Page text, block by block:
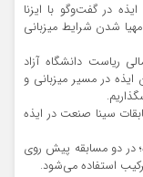
در گفت‌و‌گو با ایزنا
شدن شرایط میزبانی
ریاست دانشگاه آزاد
در مسیر میزبانی و
سینا صنعت در ایذه
در دو مسابقه پیش روی
استفاده می‌شود.